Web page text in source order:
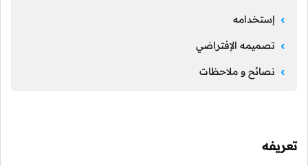
إستخدامه
تصميمه الإفتراضي
نصائح و ملاحظات
تعريفه